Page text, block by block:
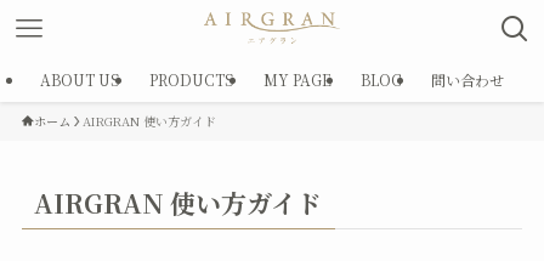
ABOUT US PRODUCTS MY PAGE BLOG 問い合わせ
ホーム AIRGRAN 使い方ガイド
AIRGRAN 使い方ガイド